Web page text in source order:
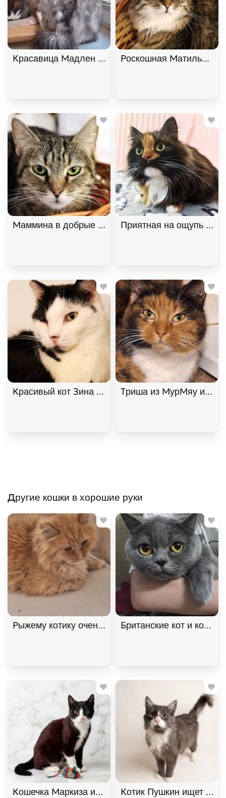
Красавица Мадлен из МурМяу ищет дом. В дар!,
Роскошная Матильда в
Маммина в добрые руки, Полосатый,
Приятная на ощупь
Красивый кот Зина ищет дом в хорошие руки,
Триша из МурМяу ищет
Другие кошки в хорошие руки
Рыжему котику очень нужен дом! В дар!, Рыжий,
Британские кот и
Кошечка Маркиза ищет дом. В дар!, Черный с
Котик Пушкин ищет